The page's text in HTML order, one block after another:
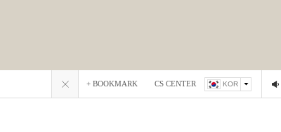
+ BOOKMARK CS CENTER KOR